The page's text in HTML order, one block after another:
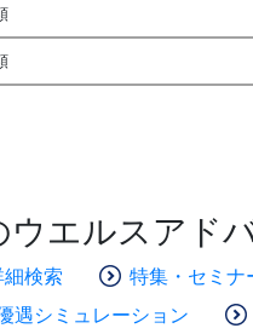
ウエルスアド
検索 特集・セミナ
遇シミュレーション